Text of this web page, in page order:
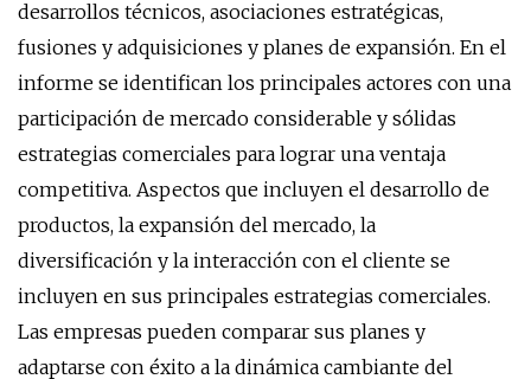
desarrollos técnicos, asociaciones estratégicas,
fusiones y adquisiciones y planes de expansión. En el
informe se identifican los principales actores con una
participación de mercado considerable y sólidas
estrategias comerciales para lograr una ventaja
competitiva. Aspectos que incluyen el desarrollo de
productos, la expansión del mercado, la
diversificación y la interacción con el cliente se
incluyen en sus principales estrategias comerciales.
Las empresas pueden comparar sus planes y
adaptarse con éxito a la dinámica cambiante del